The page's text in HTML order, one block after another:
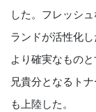
した。フレッシ
ランドが活性化
より確実なもの
兄貴分となるト
も上陸した。